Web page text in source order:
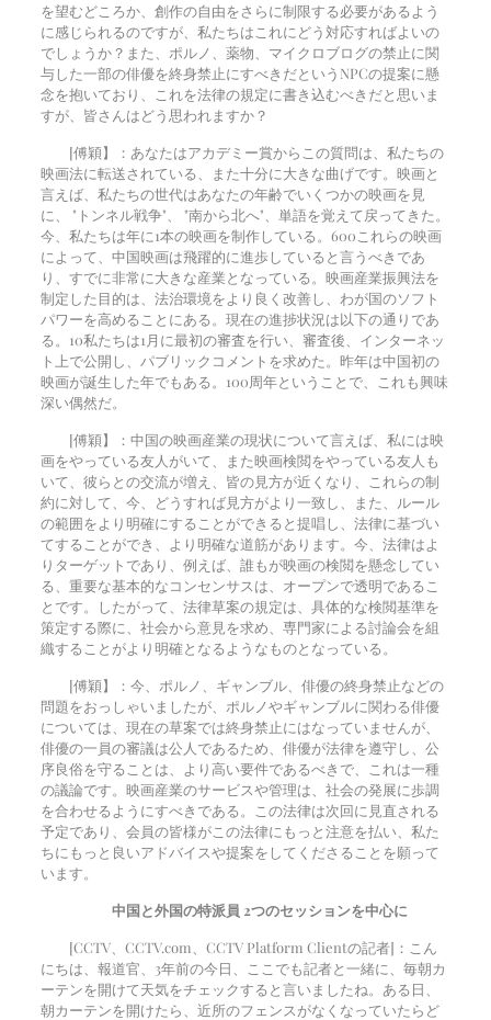
を望むどころか、創作の自由をさらに制限する必要があるよう
に感じられるのですが、私たちはこれにどう対応すればよいの
でしょうか？また、ポルノ、薬物、マイクロブログの禁止に関
与した一部の俳優を終身禁止にすべきだというNPCの提案に懸
念を抱いており、これを法律の規定に書き込むべきだと思いま
すが、皆さんはどう思われますか？
[傅穎】：あなたはアカデミー賞からこの質問は、私たちの
映画法に転送されている、また十分に大きな曲げです。映画と
言えば、私たちの世代はあなたの年齢でいくつかの映画を見
に、 "トンネル戦争"、 "南から北へ"、単語を覚えて戻ってきた。
今、私たちは年に1本の映画を制作している。 600 これらの映画
によって、中国映画は飛躍的に進歩していると言うべきであ
り、すでに非常に大きな産業となっている。映画産業振興法を
制定した目的は、法治環境をより良く改善し、わが国のソフト
パワーを高めることにある。現在の進捗状況は以下の通りであ
る。 10私たちは1月に最初の審査を行い、審査後、インターネッ
ト上で公開し、パブリックコメントを求めた。昨年は中国初の
映画が誕生した年でもある。 100周年ということで、これも興味
深い偶然だ。
[傅穎】：中国の映画産業の現状について言えば、私には映
画をやっている友人がいて、また映画検閲をやっている友人も
いて、彼らとの交流が増え、皆の見方が近くなり、これらの制
約に対して、今、どうすれば見方がより一致し、また、ルール
の範囲をより明確にすることができると提唱し、法律に基づい
てすることができ、より明確な道筋があります。今、法律はよ
りターゲットであり、例えば、誰もが映画の検閲を懸念してい
る、重要な基本的なコンセンサスは、オープンで透明であるこ
とです。したがって、法律草案の規定は、具体的な検閲基準を
策定する際に、社会から意見を求め、専門家による討論会を組
織することがより明確となるようなものとなっている。
[傅穎】：今、ポルノ、ギャンブル、俳優の終身禁止などの
問題をおっしゃいましたが、ポルノやギャンブルに関わる俳優
については、現在の草案では終身禁止にはなっていませんが、
俳優の一員の審議は公人であるため、俳優が法律を遵守し、公
序良俗を守ることは、より高い要件であるべきで、これは一種
の議論です。映画産業のサービスや管理は、社会の発展に歩調
を合わせるようにすべきである。この法律は次回に見直される
予定であり、会員の皆様がこの法律にもっと注意を払い、私た
ちにもっと良いアドバイスや提案をしてくださることを願って
います。
中国と外国の特派員 2つのセッションを中心に
[CCTV、CCTV.com、CCTV Platform Clientの記者]：こん
にちは、報道官、3年前の今日、ここでも記者と一緒に、毎朝カ
ーテンを開けて天気をチェックすると言いましたね。ある日、
朝カーテンを開けたら、近所のフェンスがなくなっていたらど